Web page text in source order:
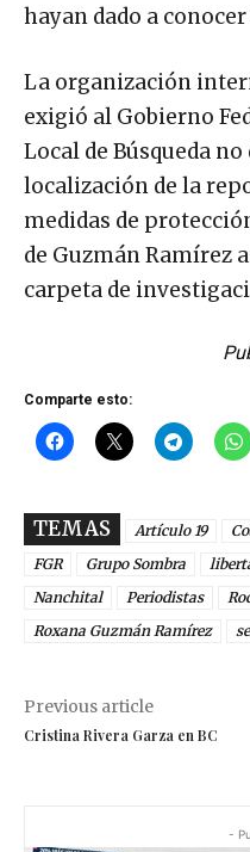
hayan dado a
La organización
exigió al Gobierno
Local de Búsqueda
localización de la
medidas de
de Guzmán Ramírez
carpeta de
Comparte esto:
TEMAS Artículo 19
FGR
Grupo Sombra
Nanchital
Periodistas
Roxana Guzmán Ramírez
Previous article
Cristina Rivera Garza en BC
-